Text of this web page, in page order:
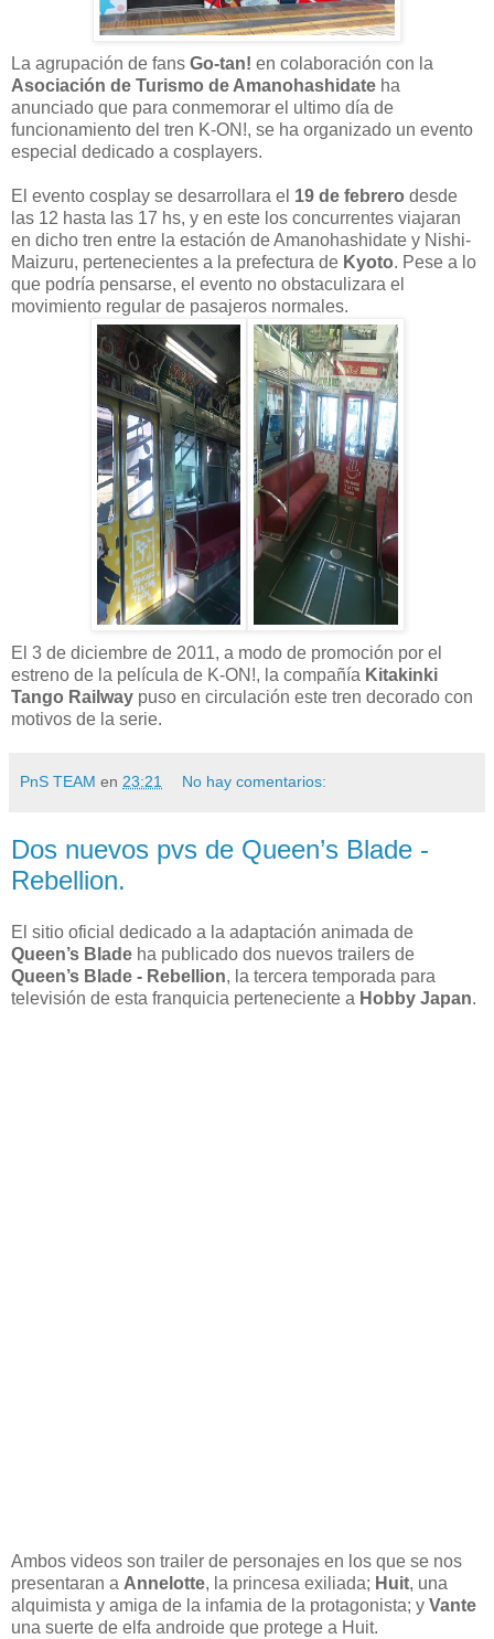
La agrupación de fans Go-tan! en colaboración con la
Asociación de Turismo de Amanohashidate ha
anunciado que para conmemorar el ultimo día de
funcionamiento del tren K-ON!, se ha organizado un evento
especial dedicado a cosplayers.
El evento cosplay se desarrollara el 19 de febrero desde
las 12 hasta las 17 hs, y en este los concurrentes viajaran
en dicho tren entre la estación de Amanohashidate y Nishi-
Maizuru, pertenecientes a la prefectura de Kyoto. Pese a lo
que podría pensarse, el evento no obstaculizara el
movimiento regular de pasajeros normales.
El 3 de diciembre de 2011, a modo de promoción por el
estreno de la película de K-ON!, la compañía Kitakinki
Tango Railway puso en circulación este tren decorado con
motivos de la serie.
PnS TEAM en 23:21 No hay comentarios:
Dos nuevos pvs de Queen’s Blade -
Rebellion.
El sitio oficial dedicado a la adaptación animada de
Queen’s Blade ha publicado dos nuevos trailers de
Queen’s Blade - Rebellion, la tercera temporada para
televisión de esta franquicia perteneciente a Hobby Japan.
Ambos videos son trailer de personajes en los que se nos
presentaran a Annelotte, la princesa exiliada; Huit, una
alquimista y amiga de la infamia de la protagonista; y Vante
una suerte de elfa androide que protege a Huit.